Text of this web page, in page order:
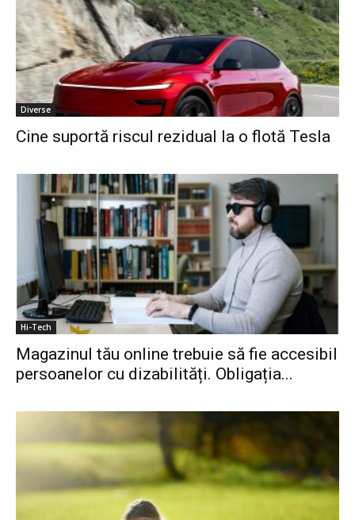
Diverse
Cine suportă riscul rezidual la o flotă Tesla
Hi-Tech
Magazinul tău online trebuie să fie accesibil
persoanelor cu dizabilități. Obligația...